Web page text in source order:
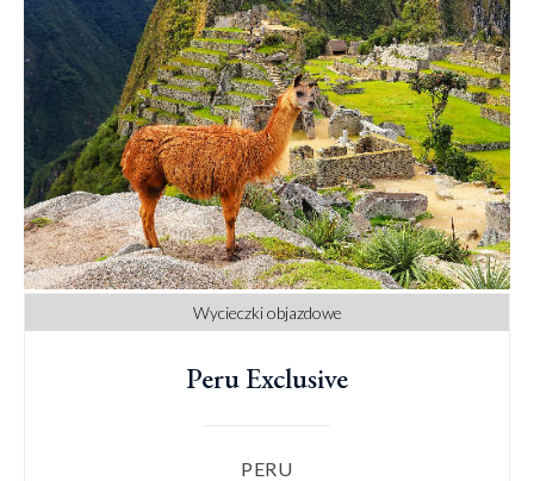
Wycieczki objazdowe
Peru Exclusive
PERU